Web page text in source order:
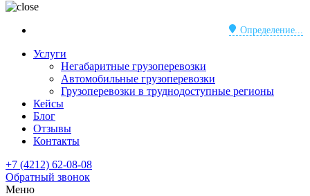
Определение...
Услуги
Негабаритные грузоперевозки
Автомобильные грузоперевозки
Грузоперевозки в труднодоступные регионы
Кейсы
Блог
Отзывы
Контакты
+7 (4212) 62-08-08
Обратный звонок
Меню